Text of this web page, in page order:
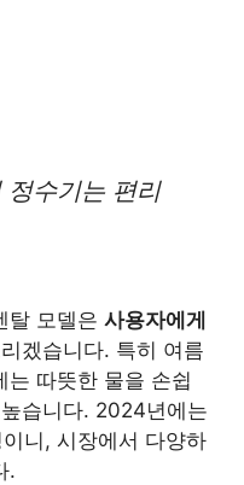
정수기는 편리
탈 모델은 사용자에게
겠습니다. 특히 여름
는 따뜻한 물을 손쉽
습니다. 2024년에는
니, 시장에서 다양하
.